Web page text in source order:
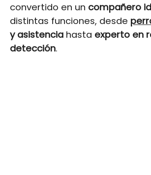
convertido en un compañero
distintas funciones, desde
y asistencia hasta experto en
detección.